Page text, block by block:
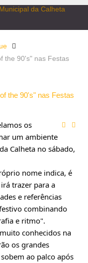
the 90's" nas Festas
the 90's" nas Festas
os
um ambiente
Calheta no sábado,
nome indica, é
trazer para a
e referências
combinando
e ritmo".
conhecidos na
os grandes
ao palco após